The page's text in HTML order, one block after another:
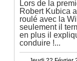
Lors de la
Robert Kubica
roulé avec la
seulement il
en plus il
conduire !...